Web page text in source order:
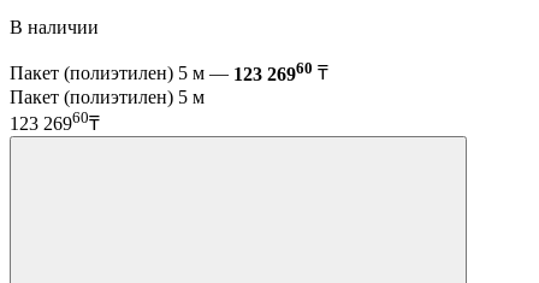
В наличии
Пакет (полиэтилен) 5 м — 123 26960 ₸
Пакет (полиэтилен) 5 м
123 26960₸